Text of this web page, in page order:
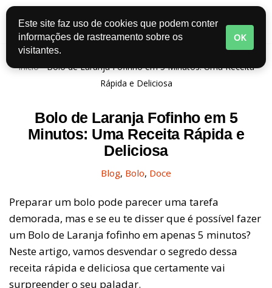
Pular
para
o Início-Bolo de Laranja Fofinho em 5 Minutos: Uma Receita
Rápida e Deliciosa
Bolo de Laranja Fofinho em 5
Minutos: Uma Receita Rápida e
Deliciosa
Blog, Bolo, Doce
Preparar um bolo pode parecer uma tarefa
demorada, mas e se eu te disser que é possível fazer
um Bolo de Laranja fofinho em apenas 5 minutos?
Neste artigo, vamos desvendar o segredo dessa
receita rápida e deliciosa que certamente vai
surpreender o seu paladar.
Este site faz uso de cookies que podem conter
informações de rastreamento sobre os
visitantes.
OK